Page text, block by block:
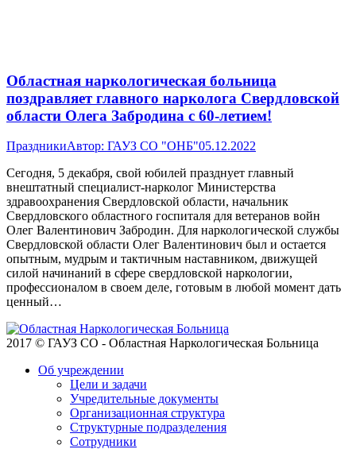
Областная наркологическая больница
поздравляет главного нарколога Свердловской
области Олега Забродина с 60-летием!
ПраздникиАвтор: ГАУЗ СО "ОНБ"05.12.2022
Сегодня, 5 декабря, свой юбилей празднует главный
внештатный специалист-нарколог Министерства
здравоохранения Свердловской области, начальник
Свердловского областного госпиталя для ветеранов войн
Олег Валентинович Забродин. Для наркологической службы
Свердловской области Олег Валентинович был и остается
опытным, мудрым и тактичным наставником, движущей
силой начинаний в сфере свердловской наркологии,
профессионалом в своем деле, готовым в любой момент дать
ценный…
2017 © ГАУЗ СО - Областная Наркологическая Больница
Об учреждении
Цели и задачи
Учредительные документы
Организационная структура
Структурные подразделения
Сотрудники